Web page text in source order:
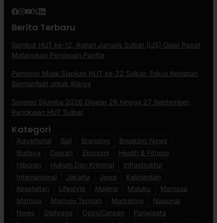
Berita Terbaru
Sambut HUT ke-12, Ikatan Jurnalis Sulbar (IJS) Gelar Rapat
Matangkan Persiapan Panitia
Pemprov Mulai Siapkan HUT ke-22 Sulbar, Fokus Kegiatan
Bermanfaat untuk Warga
Sandeq Silumba 2026 Digelar 26 hingga 27 September,
Rangkaian HUT Sulbar
Kategori
Advertorial Bali Branding
Breaking News
Budaya
Daerah Ekonomi
Health & Fitness
Hiburan
Hukum Dan Kriminal
Infrastruktur
Internasional
Jakarta Jawa
Kalimantan
Kesehatan
Lifestyle Majene Maluku
Mamasa
Mamuju
Mamuju Tengah Marketing
Nasional
News
Olahraga Opini/Cerpen
Pariwisata